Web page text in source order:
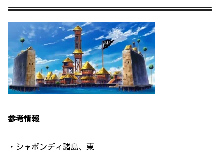
参考情報
・シャボンディ諸島、東